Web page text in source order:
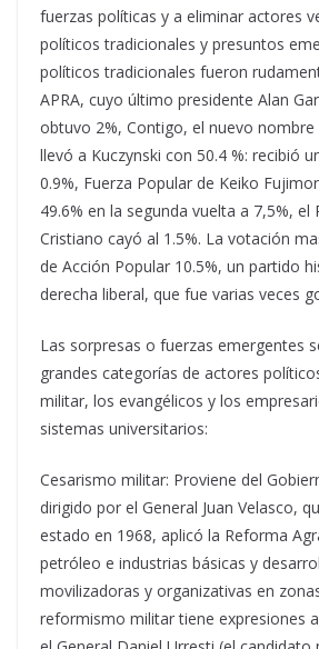
fuerzas políticas y a eliminar actores
políticos tradicionales y presuntos
políticos tradicionales fueron
APRA, cuyo último presidente Alan
obtuvo 2%, Contigo, el nuevo nombre
llevó a Kuczynski con 50.4 %: recibió
0.9%, Fuerza Popular de Keiko
49.6% en la segunda vuelta a 7,5%, el
Cristiano cayó al 1.5%. La votación
de Acción Popular 10.5%, un partido
derecha liberal, que fue varias veces
Las sorpresas o fuerzas emergentes
grandes categorías de actores
militar, los evangélicos y los
sistemas universitarios:
Cesarismo militar: Proviene del
dirigido por el General Juan Velasco,
estado en 1968, aplicó la Reforma
petróleo e industrias básicas y
movilizadoras y organizativas en
reformismo militar tiene expresiones